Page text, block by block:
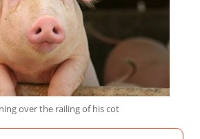
over the railing of his cot